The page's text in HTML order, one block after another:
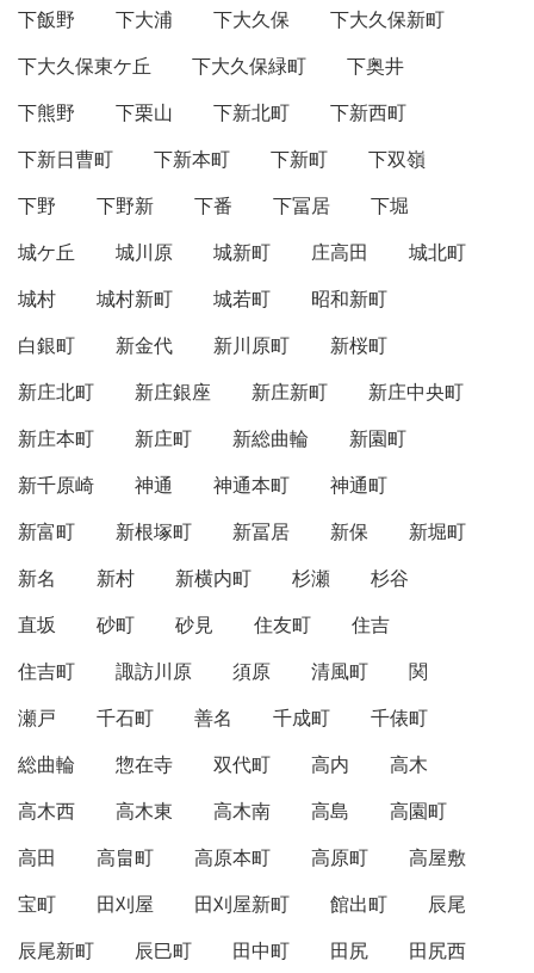
下飯野
下大浦 下大久保
下大久保新町
下大久保東ケ丘
下大久保緑町
下奥井
下熊野
下栗山 下新北町
下新西町
下新日曹町
下新本町 下新町
下双嶺
下野
下野新 下番 下冨居
下堀
城ケ丘
城川原 城新町 庄高田
城北町
城村
城村新町 城若町
昭和新町
白銀町
新金代 新川原町
新桜町
新庄北町
新庄銀座 新庄新町
新庄中央町
新庄本町
新庄町 新総曲輪
新園町
新千原崎
神通 神通本町
神通町
新富町
新根塚町 新冨居 新保
新堀町
新名
新村 新横内町 杉瀬
杉谷
直坂
砂町 砂見 住友町
住吉
住吉町
諏訪川原 須原 清風町
関
瀬戸
千石町 善名 千成町
千俵町
総曲輪
惣在寺 双代町 高内
高木
高木西
高木東 高木南 高島
高園町
高田
高畠町 高原本町 高原町
高屋敷
宝町
田刈屋 田刈屋新町 館出町
辰尾
辰尾新町
辰巳町 田中町 田尻
田尻西